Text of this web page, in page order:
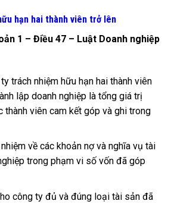
hạn hai thành viên trở lên
1 – Điều 47 – Luật Doanh nghiệp
trách nhiệm hữu hạn hai thành viên
lập doanh nghiệp là tổng giá trị
thành viên cam kết góp và ghi trong
về các khoản nợ và nghĩa vụ tài
trong phạm vi số vốn đã góp
công ty đủ và đúng loại tài sản đã